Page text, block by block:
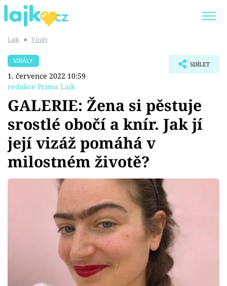
SHOPAHOLICADEL
Témata
Showbyznys
Youtubeři
Sex a vztahy
Sledujte prima+
Lajk ■ Virály
VIRÁLY
1. července 2022 10:59
redakce Prima Lajk
SDÍLET
GALERIE: Žena si pěstuje
srostlé obočí a knír. Jak jí
její vizáž pomáhá v
milostném životě?